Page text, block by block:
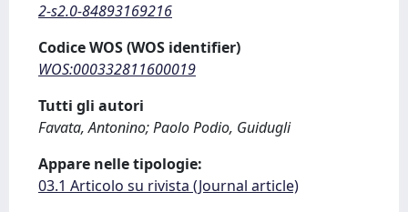
2-s2.0-84893169216
Codice WOS (WOS identifier)
WOS:000332811600019
Tutti gli autori
Favata, Antonino; Paolo Podio, Guidugli
Appare nelle tipologie:
03.1 Articolo su rivista (Journal article)